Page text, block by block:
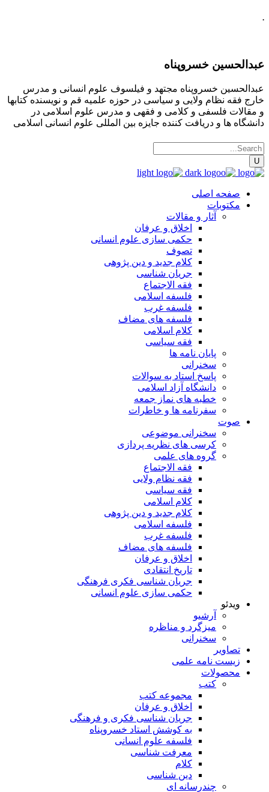
.
عبدالحسین خسروپناه
عبدالحسین خسروپناه مجتهد و فیلسوف علوم انسانی و مدرس
خارج فقه نظام ولایی و سیاسی در حوزه علمیه قم و نویسنده کتابها
و مقالات فلسفی و کلامی و فقهی و مدرس علوم اسلامی در
دانشگاه ها و دریافت کننده جایزه بین المللی علوم انسانی اسلامی
صفحه اصلی
مکتوبات
آثار و مقالات
اخلاق و عرفان
حکمی سازی علوم انسانی
تصوف
کلام جدید و دین پژوهی
جریان شناسی
فقه الاجتماع
فلسفه اسلامی
فلسفه غرب
فلسفه های مضاف
کلام اسلامی
فقه سیاسی
پایان نامه ها
سخنرانی
پاسخ استاد به سوالات
دانشگاه آزاد اسلامی
خطبه های نماز جمعه
سفرنامه ها و خاطرات
صوت
سخنرانی موضوعی
کرسی های نظریه پردازی
گروه های علمی
فقه الاجتماع
فقه نظام ولایی
فقه سیاسی
کلام اسلامی
کلام جدید و دین پژوهی
فلسفه اسلامی
فلسفه غرب
فلسفه های مضاف
اخلاق و عرفان
تاریخ انتقادی
جریان شناسی فکری فرهنگی
حکمی سازی علوم انسانی
ویدئو
آرشیو
میزگرد و مناظره
سخنرانی
تصاویر
زیست نامه علمی
محصولات
کتب
مجموعه کتب
اخلاق و عرفان
جریان شناسی فکری و فرهنگی
به کوشش استاد خسروپناه
فلسفه علوم انسانی
معرفت شناسی
کلام
دین شناسی
چندرسانه ای